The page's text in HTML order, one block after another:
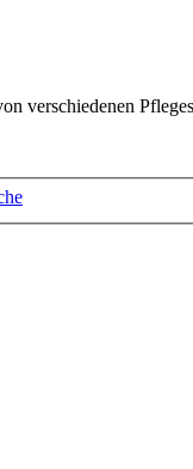
verschiedenen